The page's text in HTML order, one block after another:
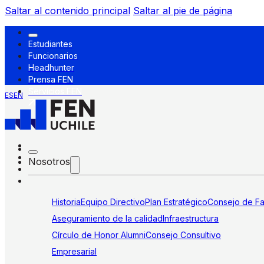
Saltar al contenido principal Saltar al pie de página
Estudiantes
Funcionarios
Headhunter
Prensa FEN
ESEN
Nosotros
HistoriaEquipo DirectivoPlan EstratégicoConsejo de
Aseguramiento de la calidadInfraestructura
Círculo de Honor AlumniConsejo Consultivo
Empresarial